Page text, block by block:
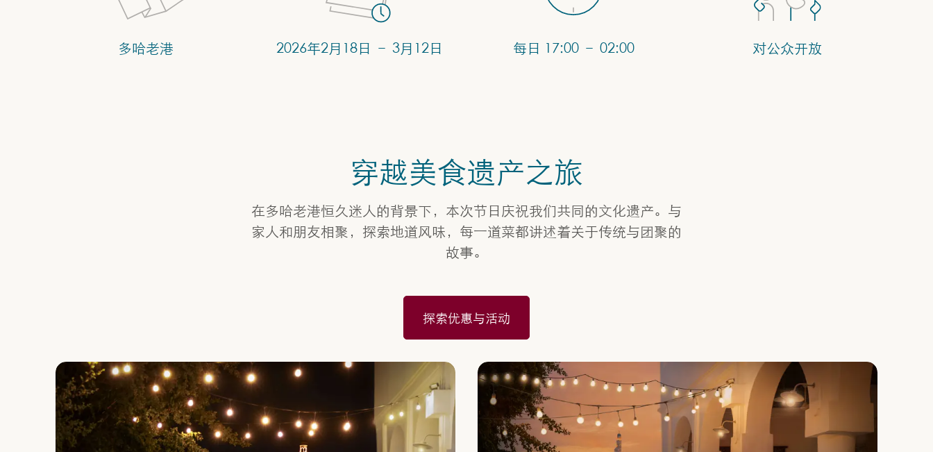
多哈老港 2026年2月18日 – 3月12日 每日 17:00 – 02:00 对公众开放
穿越美食遗产之旅
在多哈老港恒久迷人的背景下，本次节日庆祝我们共同的文化遗产。与
家人和朋友相聚，探索地道风味，每一道菜都讲述着关于传统与团聚的
故事。
探索优惠与活动